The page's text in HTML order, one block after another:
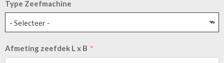
Type Zeefmachine
- Selecteer -
Afmeting zeefdek L x B